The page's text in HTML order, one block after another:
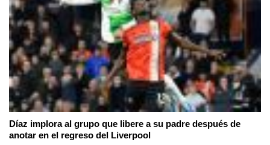
Díaz implora al grupo que libere a su padre después de
anotar en el regreso del Liverpool